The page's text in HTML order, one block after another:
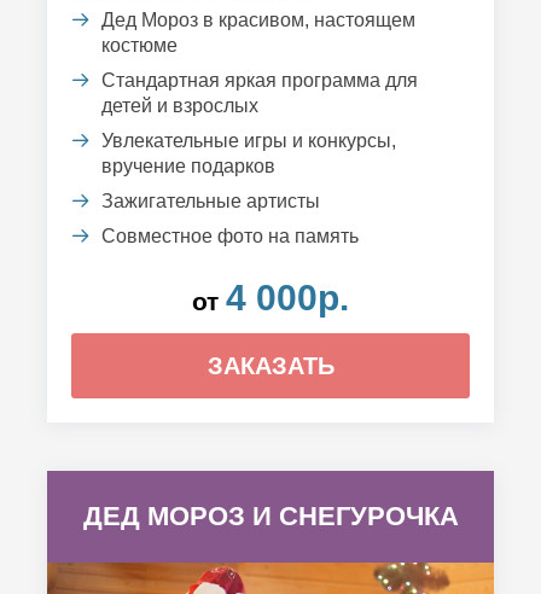
Дед Мороз в красивом, настоящем
костюме
Стандартная яркая программа для
детей и взрослых
Увлекательные игры и конкурсы,
вручение подарков
Зажигательные артисты
Совместное фото на память
от 4 000р.
ЗАКАЗАТЬ
ДЕД МОРОЗ И СНЕГУРОЧКА